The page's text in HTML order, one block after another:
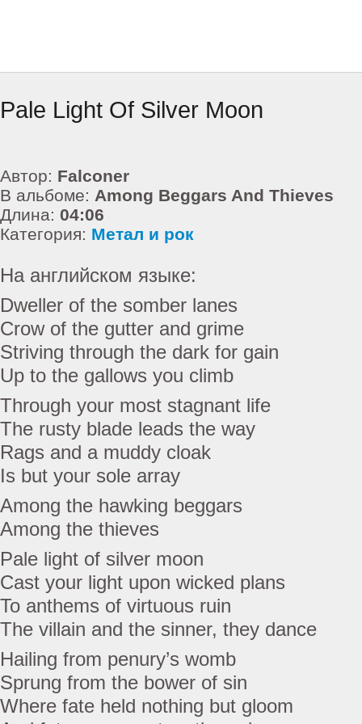
Pale Light Of Silver Moon
Автор: Falconer
В альбоме: Among Beggars And Thieves
Длина: 04:06
Категория: Метал и рок
На английском языке:
Dweller of the somber lanes
Crow of the gutter and grime
Striving through the dark for gain
Up to the gallows you climb
Through your most stagnant life
The rusty blade leads the way
Rags and a muddy cloak
Is but your sole array
Among the hawking beggars
Among the thieves
Pale light of silver moon
Cast your light upon wicked plans
To anthems of virtuous ruin
The villain and the sinner, they dance
Hailing from penury’s womb
Sprung from the bower of sin
Where fate held nothing but gloom